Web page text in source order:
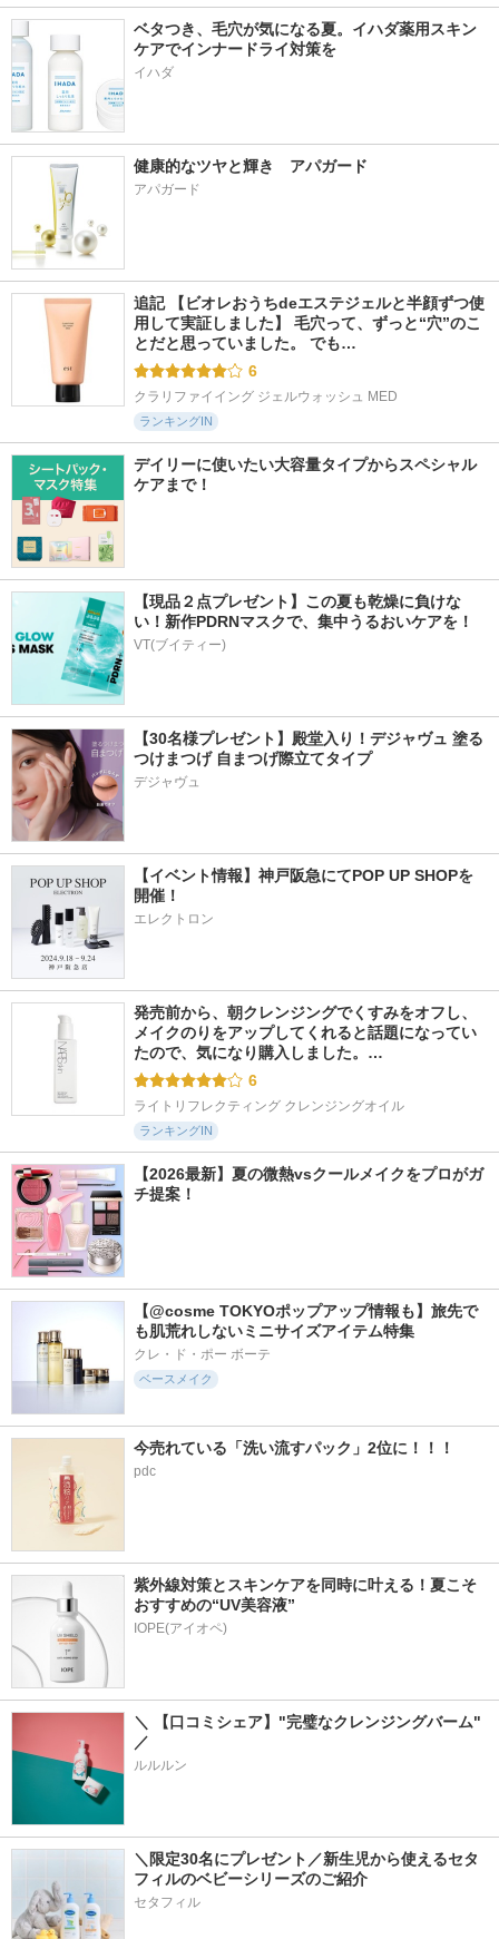
ベタつき、毛穴が気になる夏。イハダ薬用スキン
ケアでインナードライ対策を
イハダ
健康的なツヤと輝き　アパガード
アパガード
追記 【ビオレおうちdeエステジェルと半顔ずつ使
用して実証しました】 毛穴って、ずっと“穴”のこ
とだと思っていました。 でも…
6
クラリファイイング ジェルウォッシュ MED
ランキングIN
デイリーに使いたい大容量タイプからスペシャル
ケアまで！
【現品２点プレゼント】この夏も乾燥に負けな
い！新作PDRNマスクで、集中うるおいケアを！
VT(ブイティー)
【30名様プレゼント】殿堂入り！デジャヴュ 塗る
つけまつげ 自まつげ際立てタイプ
デジャヴュ
【イベント情報】神戸阪急にてPOP UP SHOPを
開催！
エレクトロン
発売前から、朝クレンジングでくすみをオフし、
メイクのりをアップしてくれると話題になってい
たので、気になり購入しました。…
6
ライトリフレクティング クレンジングオイル
ランキングIN
【2026最新】夏の微熱vsクールメイクをプロがガ
チ提案！
【@cosme TOKYOポップアップ情報も】旅先で
も肌荒れしないミニサイズアイテム特集
クレ・ド・ポー ボーテ
ベースメイク
今売れている「洗い流すパック」2位に！！！
pdc
紫外線対策とスキンケアを同時に叶える！夏こそ
おすすめの“UV美容液”
IOPE(アイオペ)
＼ 【口コミシェア】"完璧なクレンジングバーム"
／
ルルルン
＼限定30名にプレゼント／新生児から使えるセタ
フィルのベビーシリーズのご紹介
セタフィル